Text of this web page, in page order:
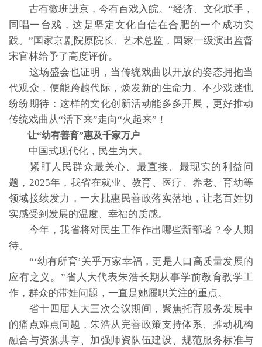
古有徽班进京，今有百戏入皖。“经济、文化联手，
同唱一台戏，这是坚定文化自信在合肥的一个成功实
践。”国家京剧院原院长、艺术总监，国家一级演出监督
宋官林给予了高度评价。
这场盛会也证明，当传统戏曲以开放的姿态拥抱当
代观众，便能跨越代际，焕发新的生命力。不少戏迷也
纷纷期待：这样的文化创新活动能多多开展，更好推动
传统戏曲从“活下来”走向“火起来”！
让“幼有善育”惠及千家万户
中国式现代化，民生为大。
紧盯人民群众最关心、最直接、最现实的利益问
题，2025年，我省在就业、教育、医疗、养老、育幼等
领域接续发力，一大批惠民善政落实落地，让老百姓切
实感受到发展的温度、幸福的质感。
今年，我省将对民生工作作出哪些新部署？令人期
待。
“‘幼有所育’关乎万家幸福，更是人口高质量发展的
应有之义。”省人大代表朱浩长期从事学前教育教学工
作，群众的带娃问题，一直是她履职关注的重点。
省十四届人大三次会议期间，聚焦托育服务发展中
的痛点难点问题，朱浩从完善政策支持体系、推动机构
融合与资源共享、加强师资队伍建设、规范服务标准与